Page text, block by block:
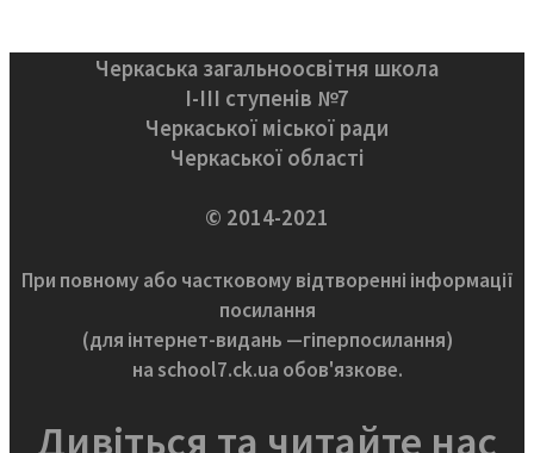
Черкаська загальноосвітня школа
І-ІІІ ступенів №7
Черкаської міської ради
Черкаської області
© 2014-2021
При повному або частковому відтворенні інформації
посилання
(для інтернет-видань —гіперпосилання)
на school7.ck.ua обов'язкове.
Дивіться та читайте нас